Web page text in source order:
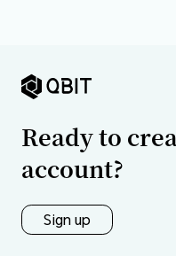
Ready to
account?
Sign up